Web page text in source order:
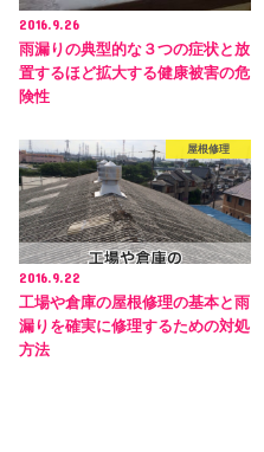
2016.9.26
雨漏りの典型的な３つの症状と放
置するほど拡大する健康被害の危
険性
屋根修理
2016.9.22
工場や倉庫の屋根修理の基本と雨
漏りを確実に修理するための対処
方法